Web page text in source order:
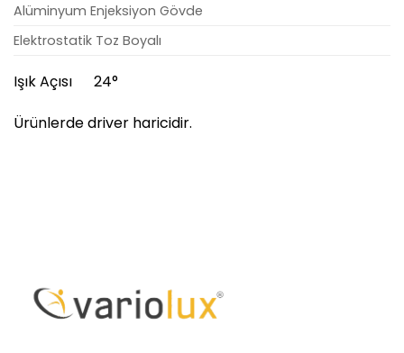
Alüminyum Enjeksiyon Gövde
Elektrostatik Toz Boyalı
Işık Açısı 24°
Ürünlerde driver haricidir.